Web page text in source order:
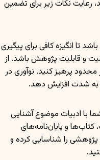
رعایت نکات زیر برای تضمین
تا انگیزه کافی برای پیگیری
و قابلیت پژوهش باشد. از
پرهیز کنید. نوآوری در
به شدت افزایش دهد.
ادبیات موضوع آشنایی
کتاب‌ها و پایان‌نامه‌های
را شناسایی کرده و